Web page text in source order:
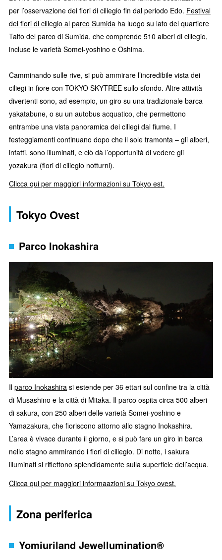
per l’osservazione dei fiori di ciliegio fin dal periodo Edo. Festival
dei fiori di ciliegio al parco Sumida ha luogo su lato del quartiere
Taito del parco di Sumida, che comprende 510 alberi di ciliegio,
incluse le varietà Somei-yoshino e Oshima.
Camminando sulle rive, si può ammirare l’incredibile vista dei
ciliegi in fiore con TOKYO SKYTREE sullo sfondo. Altre attività
divertenti sono, ad esempio, un giro su una tradizionale barca
yakatabune, o su un autobus acquatico, che permettono
entrambe una vista panoramica dei ciliegi dal fiume. I
festeggiamenti continuano dopo che il sole tramonta – gli alberi,
infatti, sono illuminati, e ciò dà l’opportunità di vedere gli
yozakura (fiori di ciliegio notturni).
Clicca qui per maggiori informazioni su Tokyo est.
Tokyo Ovest
Parco Inokashira
Il parco Inokashira si estende per 36 ettari sul confine tra la città
di Musashino e la città di Mitaka. Il parco ospita circa 500 alberi
di sakura, con 250 alberi delle varietà Somei-yoshino e
Yamazakura, che fioriscono attorno allo stagno Inokashira.
L’area è vivace durante il giorno, e si può fare un giro in barca
nello stagno ammirando i fiori di ciliegio. Di notte, i sakura
illuminati si riflettono splendidamente sulla superficie dell’acqua.
Clicca qui per maggiori informaazioni su Tokyo ovest.
Zona periferica
Yomiuriland Jewellumination®